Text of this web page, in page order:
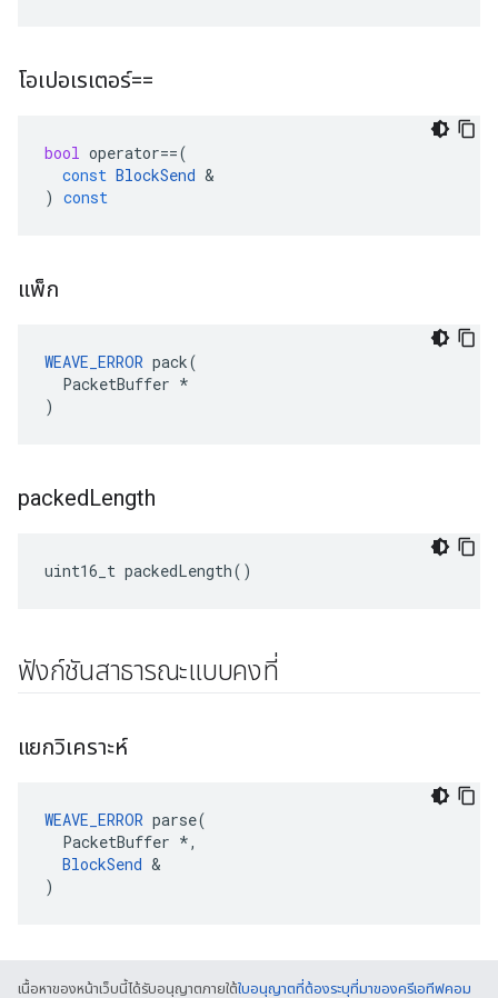
โอเปอเรเตอร์==
bool operator==(
const BlockSend &
) const
แพ็ก
WEAVE_ERROR pack(
  PacketBuffer *
)
packedLength
uint16_t packedLength()
ฟังก์ชันสาธารณะแบบคงที่
แยกวิเคราะห์
WEAVE_ERROR parse(
  PacketBuffer *,
BlockSend &
)
เนื้อหาของหน้าเว็บนี้ได้รับอนุญาตภายใต้ใบอนุญาตที่ต้องระบุที่มาของครีเอทีฟคอม